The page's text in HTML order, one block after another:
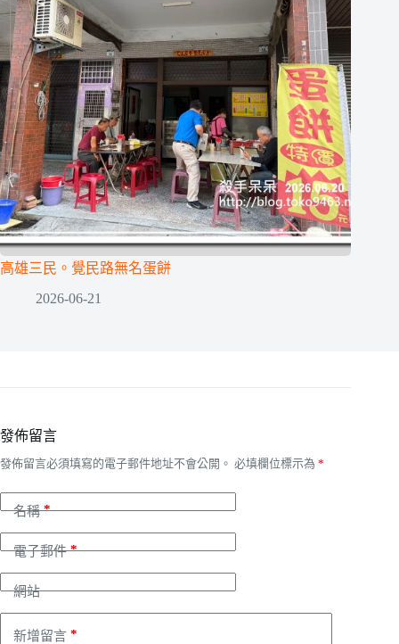
高雄三民。覺民路無名蛋餅
2026-06-21
發佈留言
發佈留言必須填寫的電子郵件地址不會公開。 必填欄位標示為 *
名稱*
電子郵件*
網站
新增留言 *